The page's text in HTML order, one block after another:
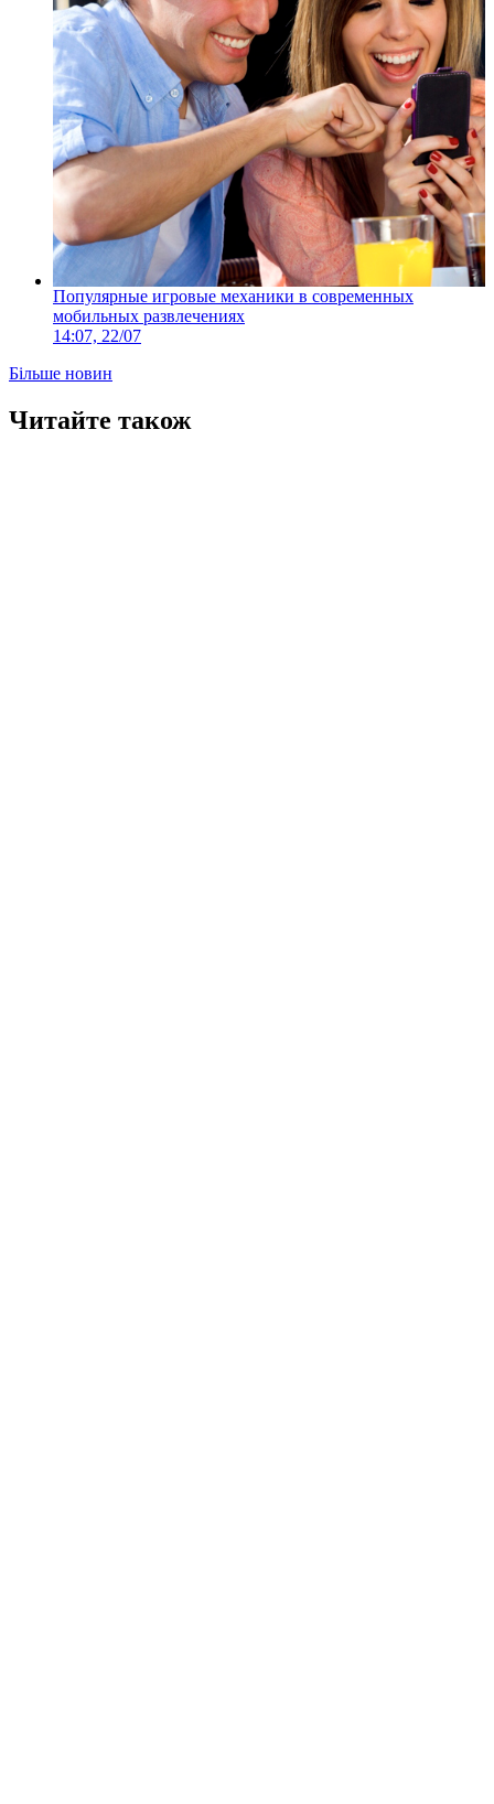
Популярные игровые механики в современных
мобильных развлечениях
14:07, 22/07
Більше новин
Читайте також